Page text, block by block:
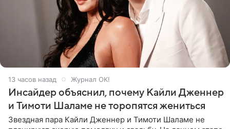
13 часов назад Журнал OK!
Инсайдер объяснил, почему Кайли Дженнер
и Тимоти Шаламе не торопятся жениться
Звездная пара Кайли Дженнер и Тимоти Шаламе не